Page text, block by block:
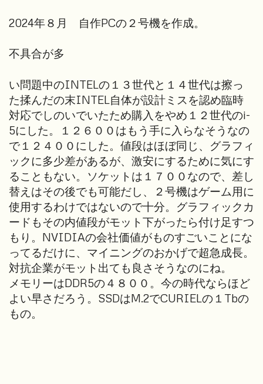
2024年８月 自作PCの２号機を作成。
不具合が多
い問題中のINTELの１３世代と１４世代は擦っ
た揉んだの末INTEL自体が設計ミスを認め臨時
対応でしのいでいたため購入をやめ１２世代のi-
5にした。１２６００はもう手に入らなそうなの
で１２４００にした。値段はほぼ同じ、グラフィ
ックに多少差があるが、激安にするために気にす
ることもない。ソケットは１７００なので、差し
替えはその後でも可能だし、２号機はゲーム用に
使用するわけではないので十分。グラフィックカ
ードもその内値段がモット下がったら付け足すつ
もり。NVIDIAの会社価値がものすごいことにな
ってるだけに、マイニングのおかげで超急成長。
対抗企業がモット出ても良さそうなのにね。
メモリーはDDR5の４８００。今の時代ならほど
よい早さだろう。SSDはM.2でCURIELの１Tbの
もの。